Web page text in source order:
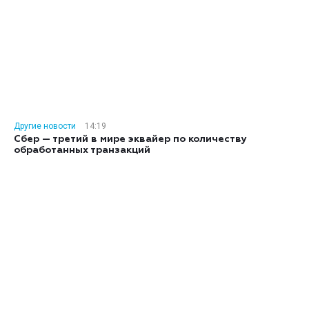
Другие новости
14:19
Сбер — третий в мире эквайер по количеству
обработанных транзакций